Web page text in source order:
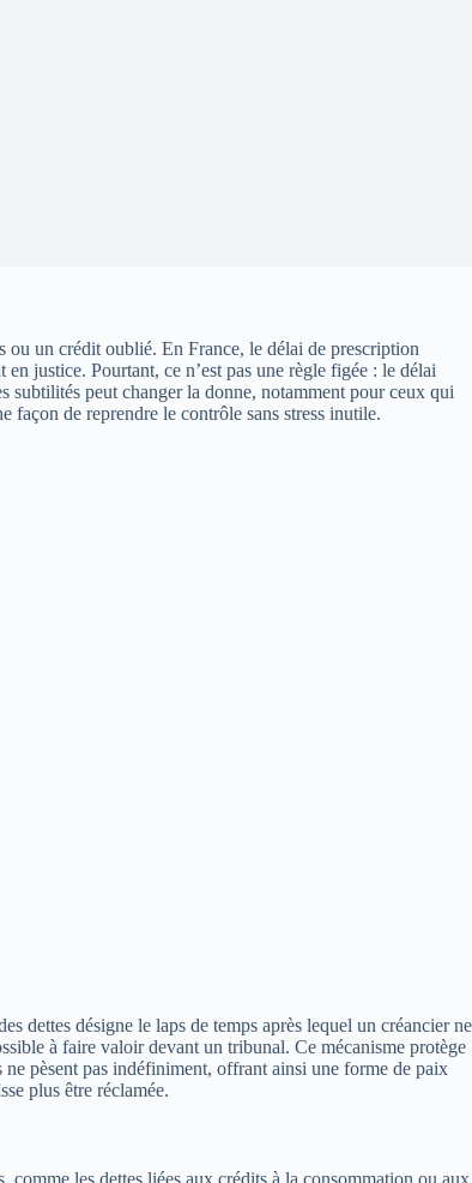
ou un crédit oublié. En France, le délai de prescription
justice. Pourtant, ce n’est pas une règle figée : le délai
subtilités peut changer la donne, notamment pour ceux qui
façon de reprendre le contrôle sans stress inutile.
dettes désigne le laps de temps après lequel un créancier ne
à faire valoir devant un tribunal. Ce mécanisme protège
pèsent pas indéfiniment, offrant ainsi une forme de paix
plus être réclamée.